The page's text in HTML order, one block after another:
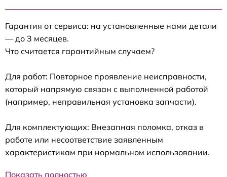
Гарантия от сервиса: на установленные нами детали
— до 3 месяцев.
Что считается гарантийным случаем?
Для работ: Повторное проявление неисправности,
который напрямую связан с выполненной работой
(например, неправильная установка запчасти).
Для комплектующих: Внезапная поломка, отказ в
работе или несоответствие заявленным
характеристикам при нормальном использовании.
Показать полностью